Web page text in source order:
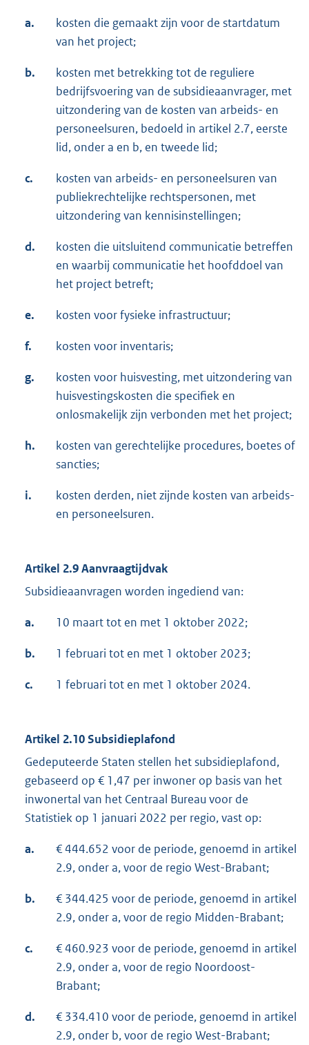
a.
kosten die gemaakt zijn voor de startdatum
van het project;
b.
kosten met betrekking tot de reguliere
bedrijfsvoering van de subsidieaanvrager, met
uitzondering van de kosten van arbeids- en
personeelsuren, bedoeld in artikel 2.7, eerste
lid, onder a en b, en tweede lid;
c.
kosten van arbeids- en personeelsuren van
publiekrechtelijke rechtspersonen, met
uitzondering van kennisinstellingen;
d.
kosten die uitsluitend communicatie betreffen
en waarbij communicatie het hoofddoel van
het project betreft;
e. kosten voor fysieke infrastructuur;
f. kosten voor inventaris;
g.
kosten voor huisvesting, met uitzondering van
huisvestingskosten die specifiek en
onlosmakelijk zijn verbonden met het project;
h.
kosten van gerechtelijke procedures, boetes of
sancties;
i.
kosten derden, niet zijnde kosten van arbeids-
en personeelsuren.
Artikel 2.9Aanvraagtijdvak
Subsidieaanvragen worden ingediend van:
a. 10 maart tot en met 1 oktober 2022;
b. 1 februari tot en met 1 oktober 2023;
c. 1 februari tot en met 1 oktober 2024.
Artikel 2.10Subsidieplafond
Gedeputeerde Staten stellen het subsidieplafond,
gebaseerd op € 1,47 per inwoner op basis van het
inwonertal van het Centraal Bureau voor de
Statistiek op 1 januari 2022 per regio, vast op:
a.
€ 444.652 voor de periode, genoemd in artikel
2.9, onder a, voor de regio West-Brabant;
b.
€ 344.425 voor de periode, genoemd in artikel
2.9, onder a, voor de regio Midden-Brabant;
c.
€ 460.923 voor de periode, genoemd in artikel
2.9, onder a, voor de regio Noordoost-
Brabant;
d.
€ 334.410 voor de periode, genoemd in artikel
2.9, onder b, voor de regio West-Brabant;